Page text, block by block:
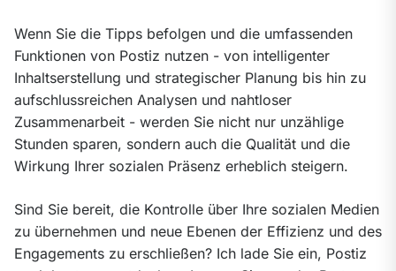
Wenn Sie die Tipps befolgen und die umfassenden
Funktionen von Postiz nutzen - von intelligenter
Inhaltserstellung und strategischer Planung bis hin zu
aufschlussreichen Analysen und nahtloser
Zusammenarbeit - werden Sie nicht nur unzählige
Stunden sparen, sondern auch die Qualität und die
Wirkung Ihrer sozialen Präsenz erheblich steigern.
Sind Sie bereit, die Kontrolle über Ihre sozialen Medien
zu übernehmen und neue Ebenen der Effizienz und des
Engagements zu erschließen? Ich lade Sie ein, Postiz